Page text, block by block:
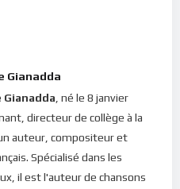
a une emprise éternelle sur
publications, veuillez
label=”S’abonner”
le site (afin d’être en mesure
Gianadda
Gianadda , né le 8 janvier
directeur de collège à la
auteur, compositeur et
Spécialisé dans les
il est l'auteur de chansons